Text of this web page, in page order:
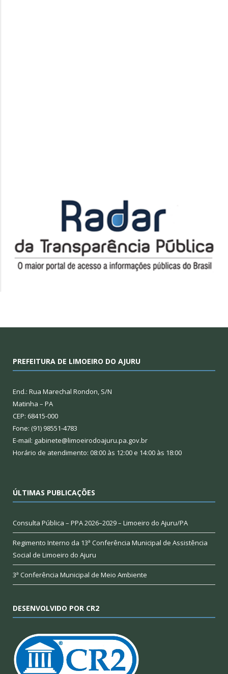
PREFEITURA DE LIMOEIRO DO AJURU
End.: Rua Marechal Rondon, S/N
Matinha – PA
CEP: 68415-000
Fone: (91) 98551-4783
E-mail: gabinete@limoeirodoajuru.pa.gov.br
Horário de atendimento: 08:00 às 12:00 e 14:00 às 18:00
ÚLTIMAS PUBLICAÇÕES
Consulta Pública – PPA 2026–2029 – Limoeiro do Ajuru/PA
Regimento Interno da 13ª Conferência Municipal de Assistência
Social de Limoeiro do Ajuru
3ª Conferência Municipal de Meio Ambiente
DESENVOLVIDO POR CR2